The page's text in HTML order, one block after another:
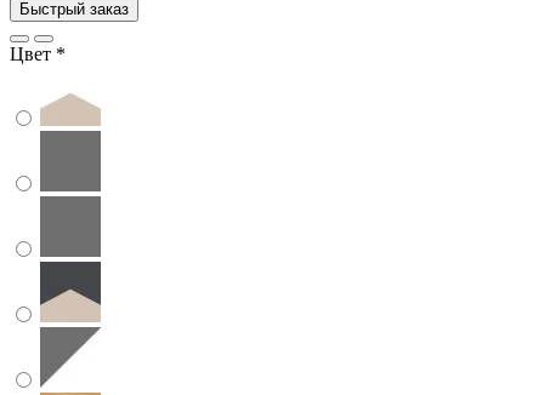
Быстрый заказ
Цвет *